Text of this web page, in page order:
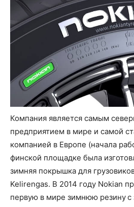
Компания является самым
предприятием в мире и самой
компанией в Европе (начала
финской площадке была
зимняя покрышка для
Kelirengas. В 2014 году Nokian
первую в мире зимнюю резину